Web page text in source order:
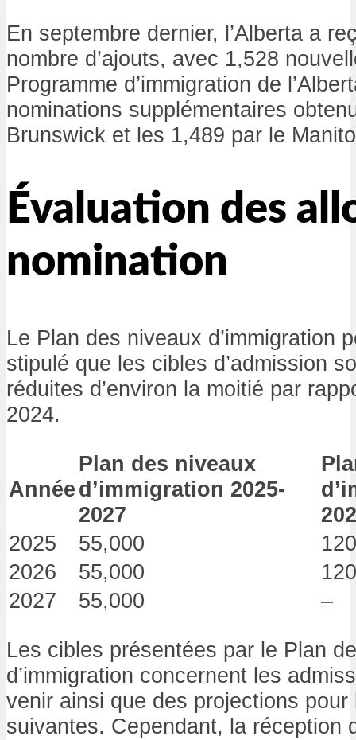
En septembre dernier, l’Alberta a
nombre d’ajouts, avec 1,528
Programme d’immigration de
nominations supplémentaires
Brunswick et les 1,489 par le
Évaluation des
nomination
Le Plan des niveaux d’immigration
stipulé que les cibles d’admission
réduites d’environ la moitié par
2024.
Année
Plan des niveaux
d’immigration 2025-
2027
2025
55,000
2026
55,000
2027
55,000 –
Les cibles présentées par le Plan
d’immigration concernent les
venir ainsi que des projections
suivantes. Cependant, la réception